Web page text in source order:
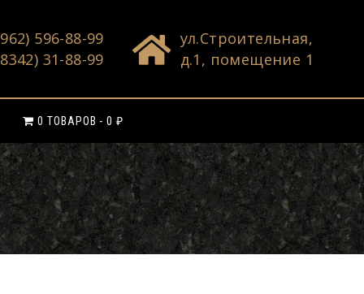
596-88-99
31-88-99
ул.Строительная,
д.1, помещение 1
0 ТОВАРОВ 0 ₽